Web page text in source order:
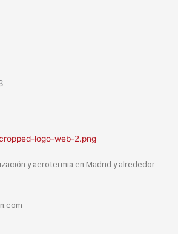
y aerotermia en Madrid y alrededor